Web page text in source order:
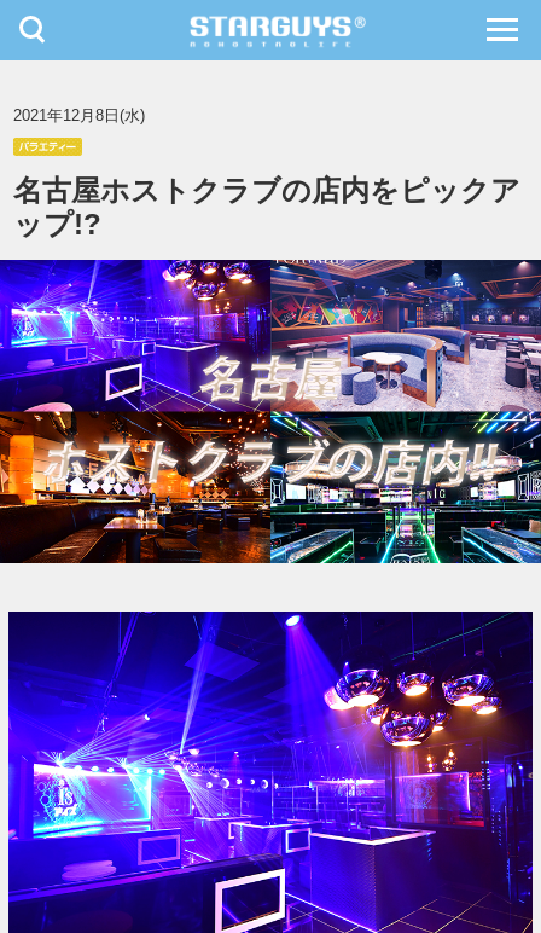
toggle
navigation
2021年12月8日(水)
名古屋ホストクラブの店内をピックア
ップ!?